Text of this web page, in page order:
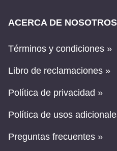
ACERCA DE NOSOTROS
Términos y condiciones »
Libro de reclamaciones »
Política de privacidad »
Política de usos
Preguntas frecuentes »